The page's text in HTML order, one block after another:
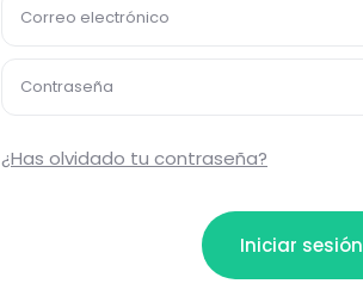
Correo electrónico
Contraseña
¿Has olvidado tu contraseña?
Iniciar sesión